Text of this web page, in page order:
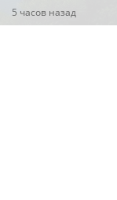
5 часов назад